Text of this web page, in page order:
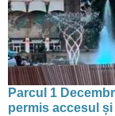
Parcul 1
permis accesul